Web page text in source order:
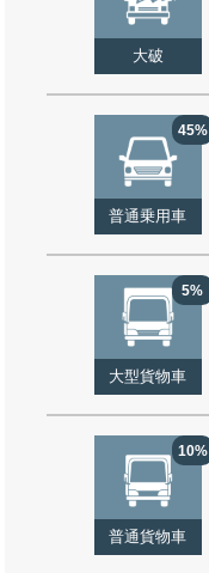
大破
45%
普通乗用車
5%
大型貨物車
10%
普通貨物車